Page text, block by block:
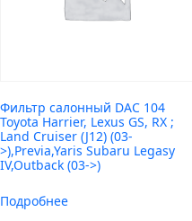
Фильтр салонный DAC 104
Toyota Harrier, Lexus GS, RX ;
Land Cruiser (J12) (03-
>),Previa,Yaris Subaru Legasy
IV,Outback (03->)
Подробнее